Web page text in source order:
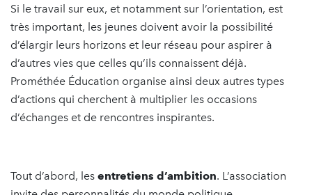
Si le travail sur eux, et notamment sur l’orientation, est
très important, les jeunes doivent avoir la possibilité
d’élargir leurs horizons et leur réseau pour aspirer à
d’autres vies que celles qu’ils connaissent déjà.
Prométhée Éducation organise ainsi deux autres types
d’actions qui cherchent à multiplier les occasions
d’échanges et de rencontres inspirantes.
Tout d’abord, les entretiens d’ambition. L’association